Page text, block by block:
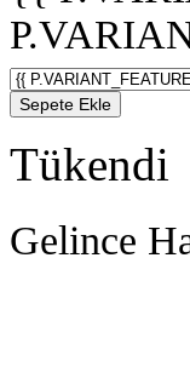
Sepete Ekle
Tükendi
Gelince